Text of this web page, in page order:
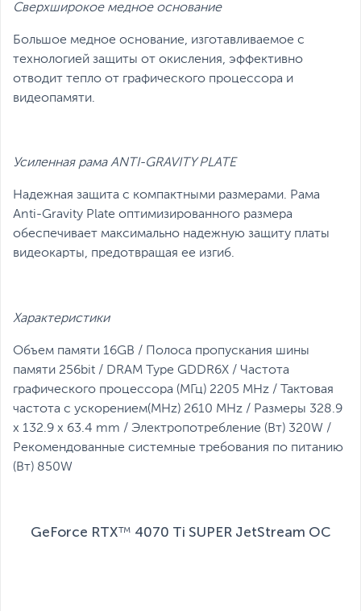
Сверхширокое медное основание
Большое медное основание, изготавливаемое с
технологией защиты от окисления, эффективно
отводит тепло от графического процессора и
видеопамяти.
Усиленная рама ANTI-GRAVITY PLATE
Надежная защита с компактными размерами. Рама
Anti-Gravity Plate оптимизированного размера
обеспечивает максимально надежную защиту платы
видеокарты, предотвращая ее изгиб.
Характеристики
Объем памяти 16GB / Полоса пропускания шины
памяти 256bit / DRAM Type GDDR6X / Частота
графического процессора (МГц) 2205 MHz / Тактовая
частота с ускорением(MHz) 2610 MHz / Размеры 328.9
x 132.9 x 63.4 mm / Электропотребление (Вт) 320W /
Рекомендованные системные требования по питанию
(Вт) 850W
GeForce RTX™ 4070 Ti SUPER JetStream OC